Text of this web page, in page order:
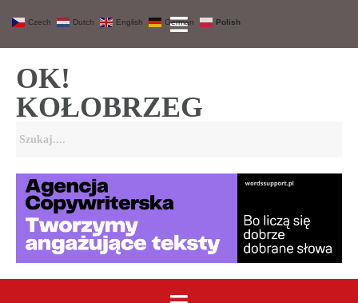
OK!
KOŁOBRZEG
Czech Dutch English German Polish